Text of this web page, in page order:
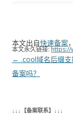
本文出自快速备案
本文永久链接:https://
文
章
← .cool域名后缀
备案吗？
↓↓↓【备案联系】↓↓↓